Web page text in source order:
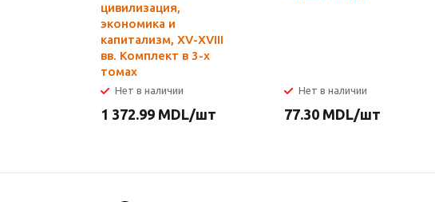
цивилизация,
экономика и
капитализм, XV-XVIII
вв. Комплект в 3-х
томах
Нет в наличии
1 372.99 MDL/шт
Нет в наличии
77.30 MDL/шт